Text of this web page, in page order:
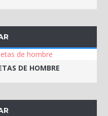
DE HOMBRE